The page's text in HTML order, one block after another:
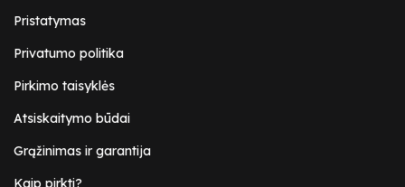
Pristatymas
Privatumo politika
Pirkimo taisyklės
Atsiskaitymo būdai
Grąžinimas ir garantija
Kaip pirkti?